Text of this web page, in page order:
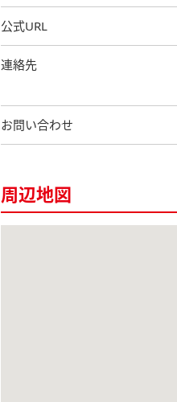
公式URL
連絡先
お問い合わせ
周辺地図